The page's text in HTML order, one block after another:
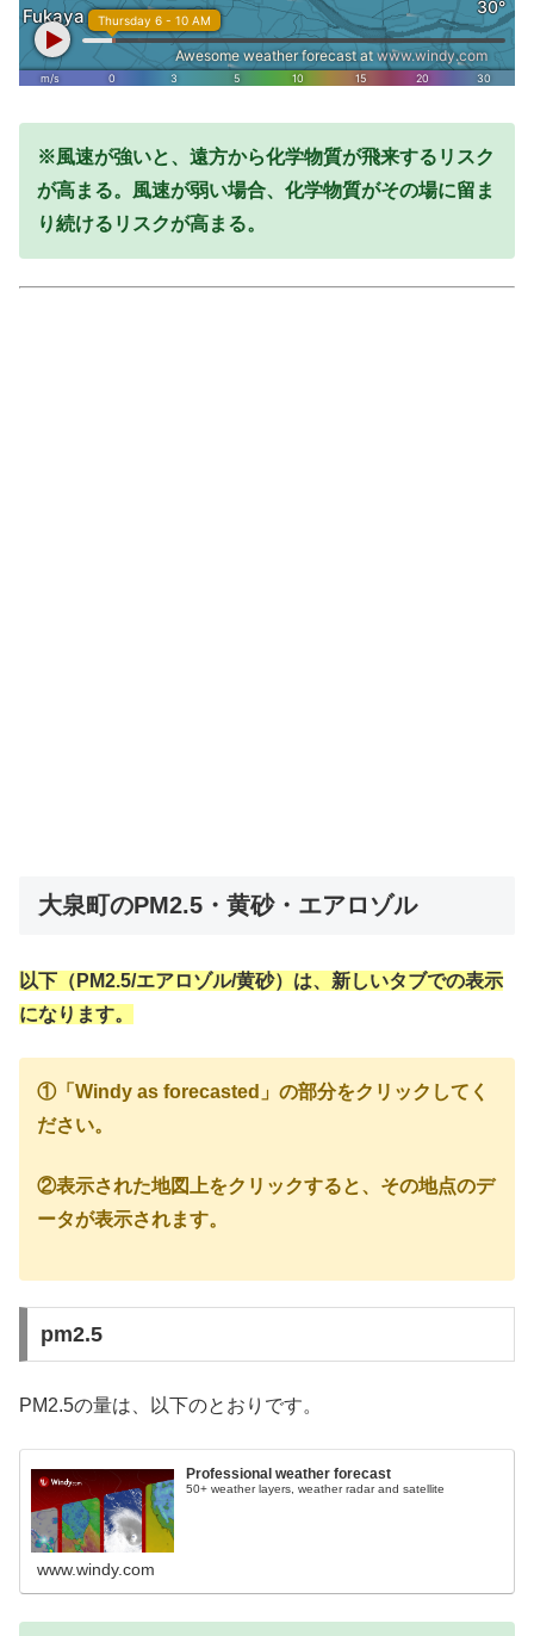
※風速が強いと、遠方から化学物質が飛来するリスク
が高まる。風速が弱い場合、化学物質がその場に留ま
り続けるリスクが高まる。
大泉町のPM2.5・黄砂・エアロゾル
以下（PM2.5/エアロゾル/黄砂）は、新しいタブでの表示
になります。
①「Windy as forecasted」の部分をクリックしてく
ださい。
②表示された地図上をクリックすると、その地点のデ
ータが表示されます。
pm2.5
PM2.5の量は、以下のとおりです。
Professional weather forecast
50+ weather layers, weather radar and satellite
www.windy.com